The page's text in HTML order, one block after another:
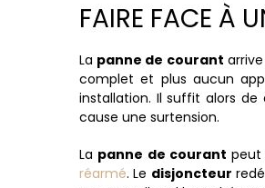
FAIRE FACE À
La panne de courant
complet et plus aucun
installation. Il suffit alors
cause une surtension.
La panne de courant peut
réarmé. Le disjoncteur